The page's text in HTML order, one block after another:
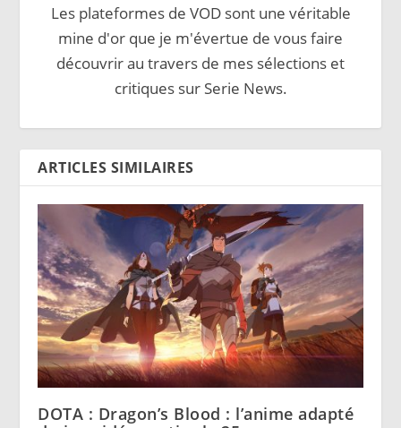
Les plateformes de VOD sont une véritable
mine d'or que je m'évertue de vous faire
découvrir au travers de mes sélections et
critiques sur Serie News.
ARTICLES SIMILAIRES
DOTA : Dragon’s Blood : l’anime adapté